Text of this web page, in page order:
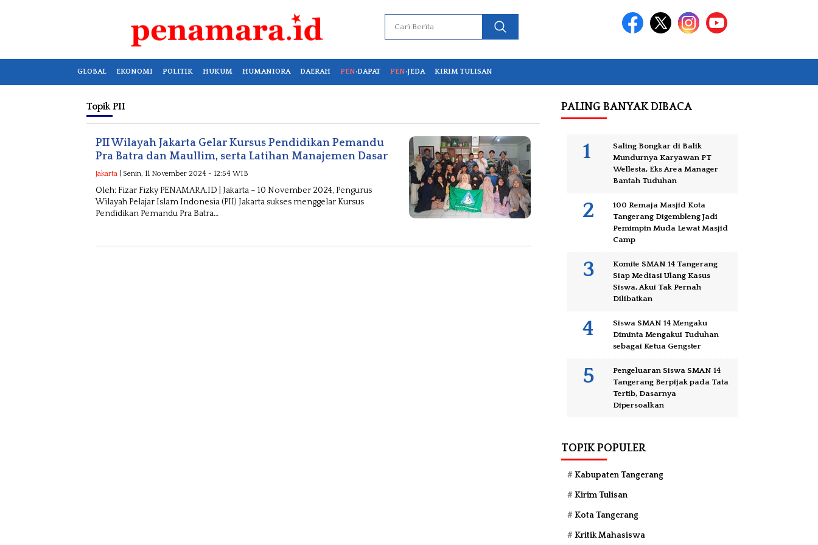
GLOBAL EKONOMI POLITIK HUKUM HUMANIORA DAERAH PEN·DAPAT PEN·JEDA KIRIM TULISAN
TopikPII
PII Wilayah Jakarta Gelar Kursus Pendidikan Pemandu
Pra Batra dan Maullim, serta Latihan Manajemen Dasar
Jakarta | Senin, 11 November 2024 - 12:54 WIB
Oleh: Fizar Fizky PENAMARA.ID | Jakarta – 10 November 2024, Pengurus
Wilayah Pelajar Islam Indonesia (PII) Jakarta sukses menggelar Kursus
Pendidikan Pemandu Pra Batra…
PALING BANYAK DIBACA
Saling Bongkar di Balik
Mundurnya Karyawan PT
Wellesta, Eks Area Manager
Bantah Tuduhan
100 Remaja Masjid Kota
Tangerang Digembleng Jadi
Pemimpin Muda Lewat Masjid
Camp
Komite SMAN 14 Tangerang
Siap Mediasi Ulang Kasus
Siswa, Akui Tak Pernah
Dilibatkan
Siswa SMAN 14 Mengaku
Diminta Mengakui Tuduhan
sebagai Ketua Gengster
Pengeluaran Siswa SMAN 14
Tangerang Berpijak pada Tata
Tertib, Dasarnya
Dipersoalkan
TOPIK POPULER
Kabupaten Tangerang
Kirim Tulisan
Kota Tangerang
Kritik Mahasiswa